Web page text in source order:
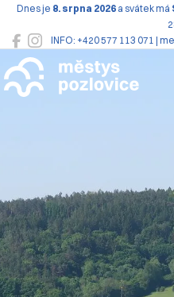
INFO: +420 577 113 071 |
Dnes je 8. srpna 2026 a svátek má
Pozlovice